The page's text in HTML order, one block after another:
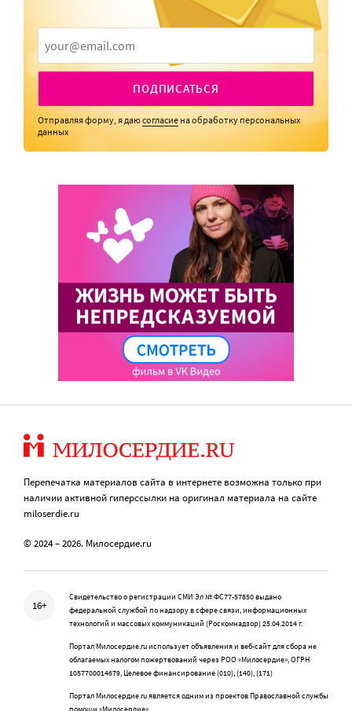
ПОДПИСАТЬСЯ
Отправляя форму, я даюсогласие на обработку персональных
данных
Перепечатка материалов сайта в интернете возможна только при
наличии активной гиперссылки на оригинал материала на сайте
miloserdie.ru
© 2024 – 2026. Милосердие.ru
16+
Свидетельство о регистрации СМИ Эл № ФС77-57850 выдано
федеральной службой по надзору в сфере связи, информационных
технологий и массовых коммуникаций (Роскомнадзор) 25.04.2014 г.
Портал Милосердие.ru использует объявления и веб-сайт для сбора не
облагаемых налогом пожертвований через РОО «Милосердие», ОГРН
1057700014679, Целевое финансирование (010), (140), (171)
Портал Милосердие.ru является одним из проектов Православной службы